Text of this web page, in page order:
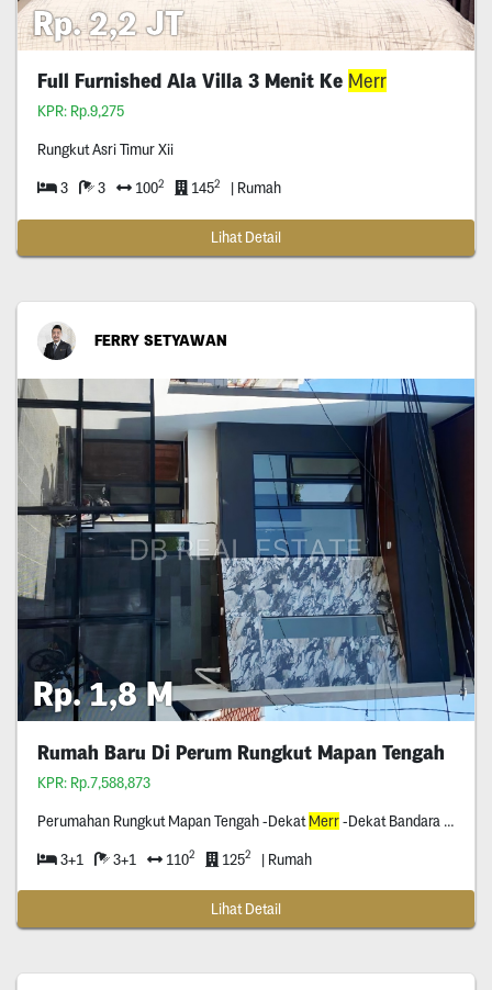
Rp. 2,2 JT
Full Furnished Ala Villa 3 Menit Ke Merr
KPR: Rp.9,275
Rungkut Asri Timur Xii
3 3 1002 1452 | Rumah
Lihat Detail
FERRY SETYAWAN
Rp. 1,8 M
Rumah Baru Di Perum Rungkut Mapan Tengah
KPR: Rp.7,588,873
Perumahan Rungkut Mapan Tengah -DekatMerr-Dekat Bandara Juanda -Hadap Utara -Surat Shm -Row Jalan Dua Mobil Loss
3+1 3+1 1102 1252 | Rumah
Lihat Detail